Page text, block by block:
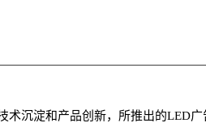
术沉淀和产品创新，所推出的LED